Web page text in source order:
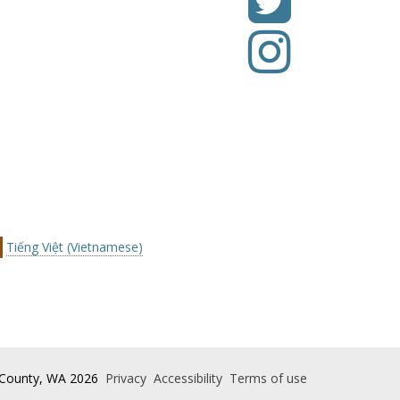
Tiếng Việt (Vietnamese)
WA 2026 Privacy Accessibility Terms of use